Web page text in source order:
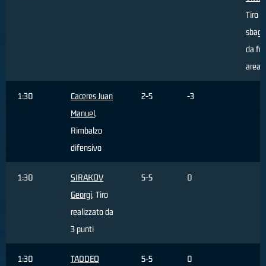
Tiro
da
area
1:30
Caceres Juan
Manuel,
Rimbalzo
difensivo
2-5 -3
1:30
SIRAKOV
Georgi, Tiro
realizzato da
3 punti
5-5 0
1:30 TADDEO 5-5 0